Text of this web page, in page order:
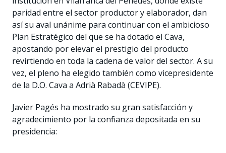
paridad entre el sector productor y elaborador, dan
así su aval unánime para continuar con el ambicioso
Plan Estratégico del que se ha dotado el Cava,
apostando por elevar el prestigio del producto
revirtiendo en toda la cadena de valor del sector. A su
vez, el pleno ha elegido también como vicepresidente
de la D.O. Cava a Adrià Rabadà (CEVIPE).
Javier Pagés ha mostrado su gran satisfacción y
agradecimiento por la confianza depositada en su
presidencia: